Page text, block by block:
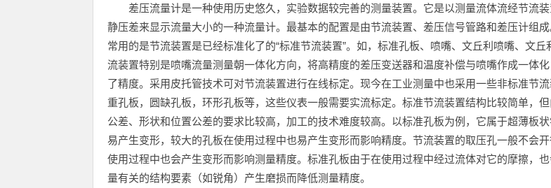
差压流量计是一种使用历史悠久，实验数据较完善的测量装置。它是以测量流体流经节流
静压差来显示流量大小的一种流量计。最基本的配置是由节流装置、差压信号管路和差压计组
常用的是节流装置是已经标准化了的“标准节流装置”。如，标准孔板、喷嘴、文丘利喷嘴、文丘
流装置特别是喷嘴流量测量朝一体化方向，将高精度的差压变送器和温度补偿与喷嘴作成一体
了精度。采用皮托管技术可对节流装置进行在线标定。现今在工业测量中也采用一些非标准节
重孔板，圆缺孔板，环形孔板等，这些仪表一般需要实流标定。标准节流装置结构比较简单，
公差、形状和位置公差的要求比较高，加工的技术难度较高。以标准孔板为例，它属于超薄板
易产生变形，较大的孔板在使用过程中也易产生变形而影响精度。节流装置的取压孔一般不会
使用过程中也会产生变形而影响测量精度。标准孔板由于在使用过程中经过流体对它的摩擦，也
量有关的结构要素（如锐角）产生磨损而降低测量精度。